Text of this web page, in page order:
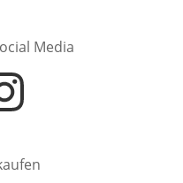
Media
neuem Fenster
in neuem Fenster